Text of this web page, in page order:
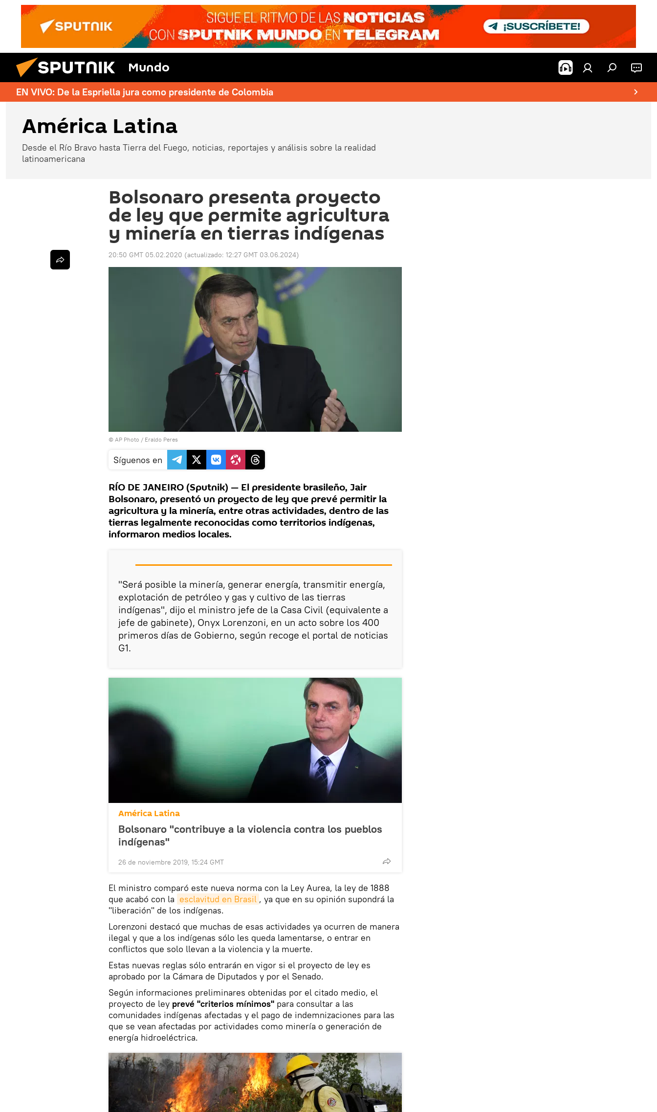
Mundo
EN VIVO: De la Espriella jura como presidente de Colombia
América Latina
Desde el Río Bravo hasta Tierra del Fuego, noticias, reportajes y análisis sobre la realidad
latinoamericana
Bolsonaro presenta proyecto
de ley que permite agricultura
y minería en tierras indígenas
20:50 GMT 05.02.2020 (actualizado: 12:27 GMT 03.06.2024)
© AP Photo / Eraldo Peres
Síguenos en
RÍO DE JANEIRO (Sputnik) — El presidente brasileño, Jair
Bolsonaro, presentó un proyecto de ley que prevé permitir la
agricultura y la minería, entre otras actividades, dentro de las
tierras legalmente reconocidas como territorios indígenas,
informaron medios locales.
"Será posible la minería, generar energía, transmitir energía,
explotación de petróleo y gas y cultivo de las tierras
indígenas", dijo el ministro jefe de la Casa Civil (equivalente a
jefe de gabinete), Onyx Lorenzoni, en un acto sobre los 400
primeros días de Gobierno, según recoge el portal de noticias
G1.
América Latina
Bolsonaro "contribuye a la violencia contra los pueblos
indígenas"
26 de noviembre 2019, 15:24 GMT
El ministro comparó este nueva norma con la Ley Aurea, la ley de 1888
que acabó con la esclavitud en Brasil , ya que en su opinión supondrá la
"liberación" de los indígenas.
Lorenzoni destacó que muchas de esas actividades ya ocurren de manera
ilegal y que a los indígenas sólo les queda lamentarse, o entrar en
conflictos que solo llevan a la violencia y la muerte.
Estas nuevas reglas sólo entrarán en vigor si el proyecto de ley es
aprobado por la Cámara de Diputados y por el Senado.
Según informaciones preliminares obtenidas por el citado medio, el
proyecto de ley prevé "criterios mínimos" para consultar a las
comunidades indígenas afectadas y el pago de indemnizaciones para las
que se vean afectadas por actividades como minería o generación de
energía hidroeléctrica.